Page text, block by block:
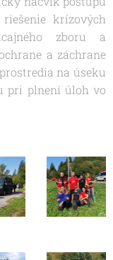
krízových
zboru a
a záchrane
na úseku
pri plnení úloh vo